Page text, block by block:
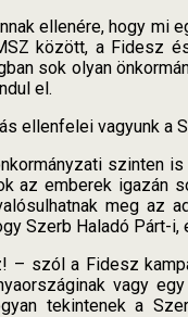
ellenére, hogy
között, a Fidesz
sok olyan
el.
ellenfelei vagyunk a
szinten
az emberek igazán
meg az
Szerb Haladó Párt-
– szól a Fidesz
vagy
tekintenek a